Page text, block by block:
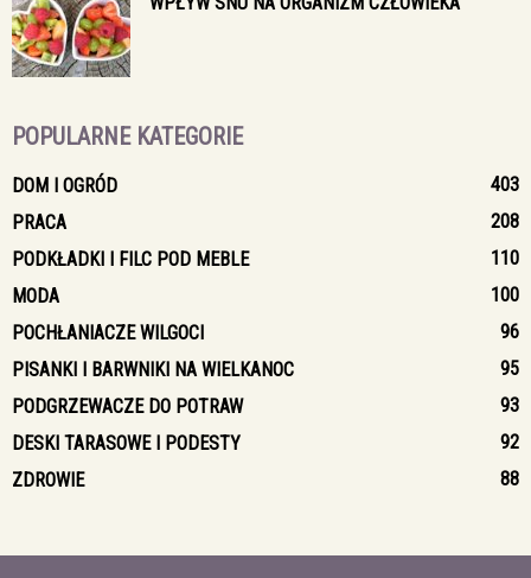
POPULARNE KATEGORIE
DOM I OGRÓD
403
PRACA
208
PODKŁADKI I FILC POD MEBLE
110
MODA
100
POCHŁANIACZE WILGOCI
96
PISANKI I BARWNIKI NA WIELKANOC
95
PODGRZEWACZE DO POTRAW
93
DESKI TARASOWE I PODESTY
92
ZDROWIE
88